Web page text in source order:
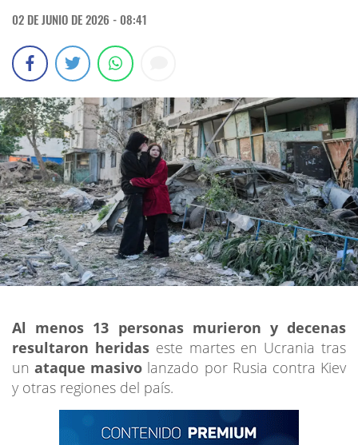
02 DE JUNIO DE 2026 - 08:41
Al menos 13 personas murieron y decenas
resultaron heridaseste martes en Ucrania tras
unataque masivo lanzado por Rusia contra Kiev
y otras regiones del país.